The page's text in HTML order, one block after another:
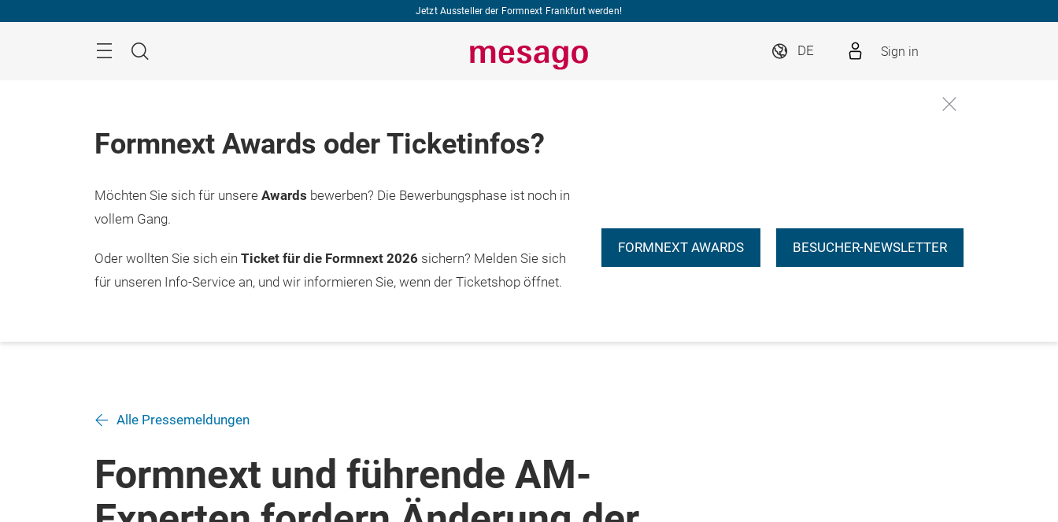
Jetzt Aussteller der Formnext Frankfurt werden!
Suche
DE Sign in
Formnext Awards oder Ticketinfos?
Möchten Sie sich für unsere Awards bewerben? Die Bewerbungsphase ist noch in
vollem Gang.
Oder wollten Sie sich ein Ticket für die Formnext 2026 sichern? Melden Sie sich
für unseren Info-Service an, und wir informieren Sie, wenn der Ticketshop öffnet.
FORMNEXT AWARDS BESUCHER-NEWSLETTER
Alle Pressemeldungen
Formnext und führende AM-